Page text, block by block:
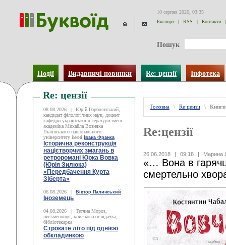
10 серпня 2026, 03:35
Експорт
| RSS | Контакти |
Пошук
Події Видавничі новинки Re: цензії Інфотека
Re: цензії
08.08.2026 |
Юрій Горблянський,
кандидат філологічних наук, доцент
кафедри української літератури імені
академіка Михайла Возняка
Львівського національного
університету імені
Івана Франка
Історична реконструкція
націєтворчих змагань в
ретроромані Юрка Вовка
(Юрія Зилюка)
«Передбачення Курта
Зіберта»
06.08.2026 | Віктор Палинський
Іноземець
04.08.2026 |
Тетяна Мороз,
письменниця, книжкова оглядачка,
бібліотекарка
Строкате літо під однією
обкладинкою
Головна \ Re:цензії \ Книги
Re:цензії
26.06.2018 | 09:18 | Марина
«… Вона в
смертельно